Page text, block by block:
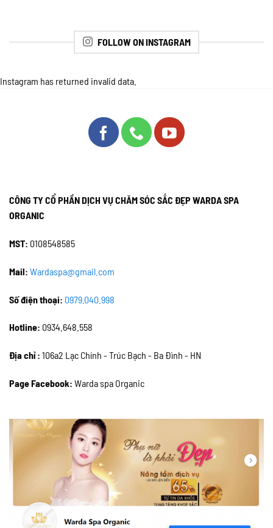
FOLLOW ON INSTAGRAM
Instagram has returned invalid data.
CÔNG TY CỔ PHẦN DỊCH VỤ CHĂM SÓC SẮC ĐẸP WARDA SPA
ORGANIC
MST: 0108548585
Mail: Wardaspa@gmail.com
Số điện thoại: 0979.040.998
Hotline: 0934.648.558
Địa chỉ : 106a2 Lạc Chính - Trúc Bạch - Ba Đình - HN
Page Facebook: Warda spa Organic